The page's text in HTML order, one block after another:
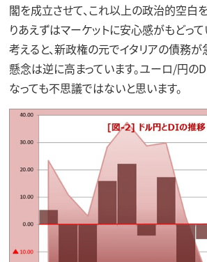
閣を成立させて、これ以上の政治的空白
りあえずはマーケットに安心感がもどって
考えると、新政権の元でイタリアの債務
懸念は逆に高まっています。ユーロ/円の
なっても不思議ではないと思います。